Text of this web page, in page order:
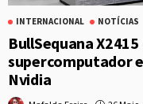
INTERNACIONAL NOTÍCIAS
BullSequana
supercomputador
Nvidia